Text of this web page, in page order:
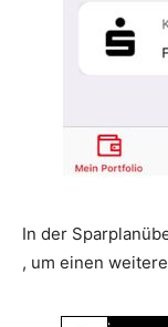
In der
, um einen